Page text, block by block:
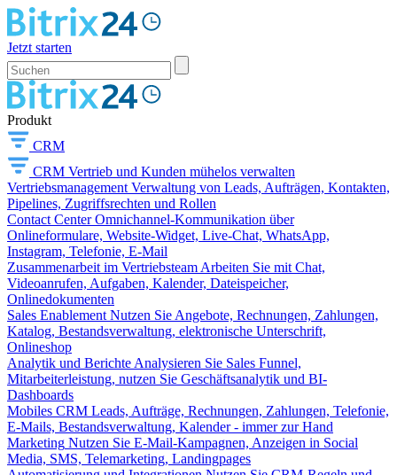
Jetzt starten
Produkt
CRM
CRM Vertrieb und Kunden mühelos verwalten
Vertriebsmanagement Verwaltung von Leads, Aufträgen, Kontakten,
Pipelines, Zugriffsrechten und Rollen
Contact Center Omnichannel-Kommunikation über
Onlineformulare, Website-Widget, Live-Chat, WhatsApp,
Instagram, Telefonie, E-Mail
Zusammenarbeit im Vertriebsteam Arbeiten Sie mit Chat,
Videoanrufen, Aufgaben, Kalender, Dateispeicher,
Onlinedokumenten
Sales Enablement Nutzen Sie Angebote, Rechnungen, Zahlungen,
Katalog, Bestandsverwaltung, elektronische Unterschrift,
Onlineshop
Analytik und Berichte Analysieren Sie Sales Funnel,
Mitarbeiterleistung, nutzen Sie Geschäftsanalytik und BI-
Dashboards
Mobiles CRM Leads, Aufträge, Rechnungen, Zahlungen, Telefonie,
E-Mails, Bestandsverwaltung, Kalender - immer zur Hand
Marketing Nutzen Sie E-Mail-Kampagnen, Anzeigen in Social
Media, SMS, Telemarketing, Landingpages